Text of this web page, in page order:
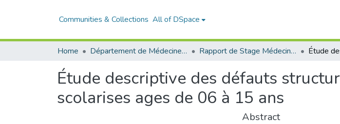
Communities & Collections All of DSpace
Home Département de Médecine Dentaire Rapport de Stage Médecine Dentaire
Étude descriptive des défauts
scolarises ages de 06 à 15 ans
Abstract